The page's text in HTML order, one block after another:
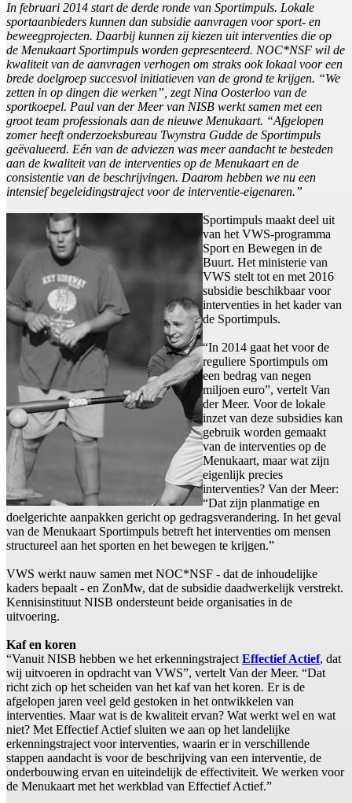
In februari 2014 start de derde ronde van Sportimpuls. Lokale
sportaanbieders kunnen dan subsidie aanvragen voor sport- en
beweegprojecten. Daarbij kunnen zij kiezen uit interventies die op
de Menukaart Sportimpuls worden gepresenteerd. NOC*NSF wil de
kwaliteit van de aanvragen verhogen om straks ook lokaal voor een
brede doelgroep succesvol initiatieven van de grond te krijgen. “We
zetten in op dingen die werken”, zegt Nina Oosterloo van de
sportkoepel. Paul van der Meer van NISB werkt samen met een
groot team professionals aan de nieuwe Menukaart. “Afgelopen
zomer heeft onderzoeksbureau Twynstra Gudde de Sportimpuls
geëvalueerd. Eén van de adviezen was meer aandacht te besteden
aan de kwaliteit van de interventies op de Menukaart en de
consistentie van de beschrijvingen. Daarom hebben we nu een
intensief begeleidingstraject voor de interventie-eigenaren.”
Sportimpuls maakt deel uit
van het VWS-programma
Sport en Bewegen in de
Buurt. Het ministerie van
VWS stelt tot en met 2016
subsidie beschikbaar voor
interventies in het kader van
de Sportimpuls.
“In 2014 gaat het voor de
reguliere Sportimpuls om
een bedrag van negen
miljoen euro”, vertelt Van
der Meer. Voor de lokale
inzet van deze subsidies kan
gebruik worden gemaakt
van de interventies op de
Menukaart, maar wat zijn
eigenlijk precies
interventies? Van der Meer:
“Dat zijn planmatige en
doelgerichte aanpakken gericht op gedragsverandering. In het geval
van de Menukaart Sportimpuls betreft het interventies om mensen
structureel aan het sporten en het bewegen te krijgen.”
VWS werkt nauw samen met NOC*NSF - dat de inhoudelijke
kaders bepaalt - en ZonMw, dat de subsidie daadwerkelijk verstrekt.
Kennisinstituut NISB ondersteunt beide organisaties in de
uitvoering.
Kaf en koren
“Vanuit NISB hebben we het erkenningstrajectEffectief Actief, dat
wij uitvoeren in opdracht van VWS”, vertelt Van der Meer. “Dat
richt zich op het scheiden van het kaf van het koren. Er is de
afgelopen jaren veel geld gestoken in het ontwikkelen van
interventies. Maar wat is de kwaliteit ervan? Wat werkt wel en wat
niet? Met Effectief Actief sluiten we aan op het landelijke
erkenningstraject voor interventies, waarin er in verschillende
stappen aandacht is voor de beschrijving van een interventie, de
onderbouwing ervan en uiteindelijk de effectiviteit. We werken voor
de Menukaart met het werkblad van Effectief Actief.”